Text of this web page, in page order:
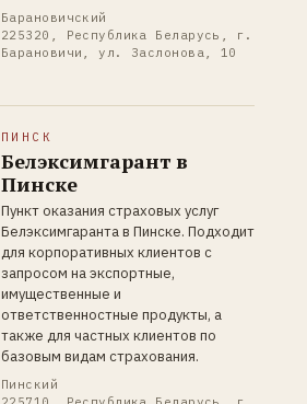
Барановичский
225320, Республика Беларусь, г.
Барановичи, ул. Заслонова, 10
ПИНСК
Белэксимгарант в
Пинске
Пункт оказания страховых услуг
Белэксимгаранта в Пинске. Подходит
для корпоративных клиентов с
запросом на экспортные,
имущественные и
ответственностные продукты, а
также для частных клиентов по
базовым видам страхования.
Пинский